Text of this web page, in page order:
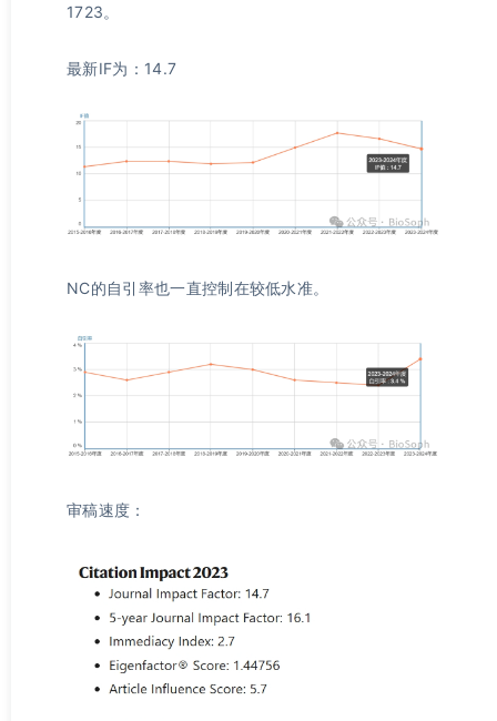
1723。
最新IF为：14.7
NC的自引率也一直控制在较低水准。
审稿速度：